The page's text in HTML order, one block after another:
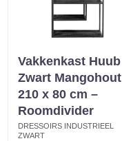
Vakkenkast Huub
Zwart Mangohout
210 x 80 cm –
Roomdivider
DRESSOIRS INDUSTRIEEL
ZWART